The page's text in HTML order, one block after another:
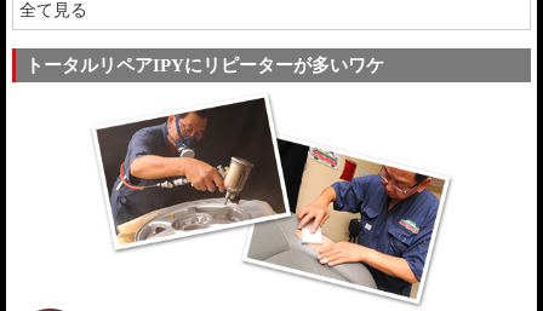
全て見る
トータルリペアIPYにリピーターが多いワケ